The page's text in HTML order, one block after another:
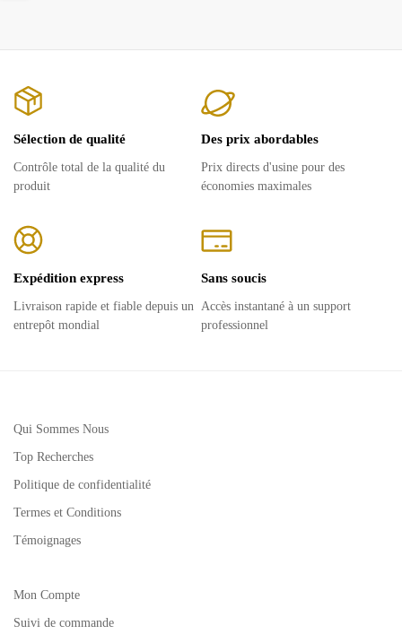
Sélection de qualité
Contrôle total de la qualité du
produit
Des prix abordables
Prix ​​directs d'usine pour des
économies maximales
Expédition express
Livraison rapide et fiable depuis un
entrepôt mondial
Sans soucis
Accès instantané à un support
professionnel
Qui Sommes Nous
Top Recherches
Politique de confidentialité
Termes et Conditions
Témoignages
Mon Compte
Suivi de commande